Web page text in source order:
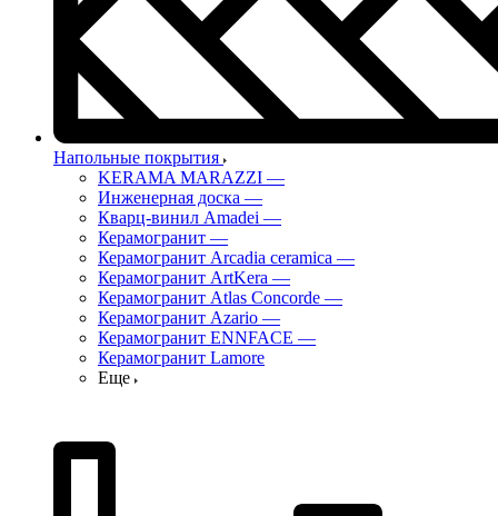
Напольные покрытия
KERAMA MARAZZI —
Инженерная доска —
Кварц-винил Amadei —
Керамогранит —
Керамогранит Arcadia ceramica —
Керамогранит ArtKera —
Керамогранит Atlas Concorde —
Керамогранит Azario —
Керамогранит ENNFACE —
Керамогранит Lamore
Еще